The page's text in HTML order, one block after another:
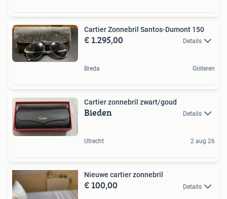
Cartier Zonnebril Santos-Dumont 150
€ 1.295,00 Details
Breda Gisteren
Cartier zonnebril zwart/goud
Bieden Details
Utrecht 2 aug 26
Nieuwe cartier zonnebril
€ 100,00 Details